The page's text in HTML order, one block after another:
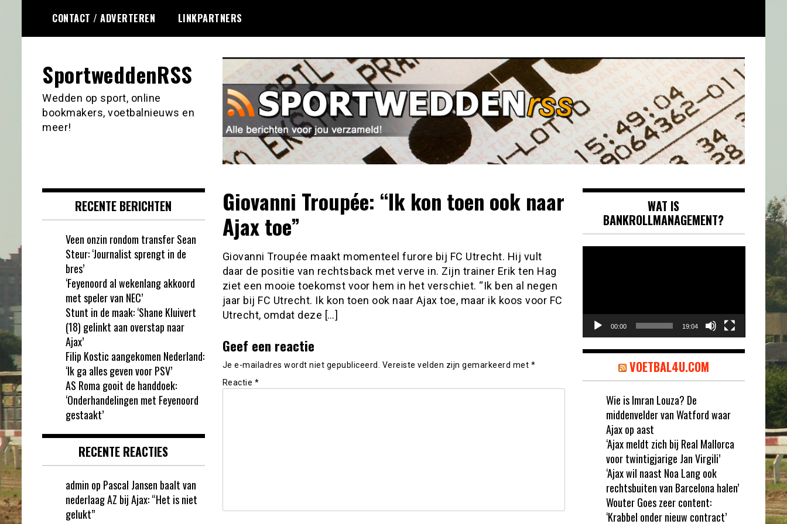
de
CONTACT / ADVERTEREN LINKPARTNERS
SportweddenRSS
Wedden op sport, online
bookmakers, voetbalnieuws en
meer!
Giovanni Troupée: “Ik kon toen ook naar
Ajax toe”
Giovanni Troupée maakt momenteel furore bij FC Utrecht. Hij vult
daar de positie van rechtsback met verve in. Zijn trainer Erik ten Hag
ziet een mooie toekomst voor hem in het verschiet. “Ik ben al negen
jaar bij FC Utrecht. Ik kon toen ook naar Ajax toe, maar ik koos voor FC
Utrecht, omdat deze […]
Geef een reactie
Je e-mailadres wordt niet gepubliceerd. Vereiste velden zijn gemarkeerd met *
Reactie *
RECENTE BERICHTEN
Veen onzin rondom transfer Sean
Steur: ‘Journalist sprengt in de
bres’
‘Feyenoord al wekenlang akkoord
met speler van NEC’
Stunt in de maak: ‘Shane Kluivert
(18) gelinkt aan overstap naar
Ajax’
Filip Kostic aangekomen Nederland:
‘Ik ga alles geven voor PSV’
AS Roma gooit de handdoek:
‘Onderhandelingen met Feyenoord
gestaakt’
RECENTE REACTIES
admin op Pascal Jansen baalt van
nederlaag AZ bij Ajax: “Het is niet
gelukt”
WAT IS
BANKROLLMANAGEMENT?
00:00 19:04
VOETBAL4U.COM
Wie is Imran Louza? De
middenvelder van Watford waar
Ajax op aast
‘Ajax meldt zich bij Real Mallorca
voor twintigjarige Jan Virgili’
‘Ajax wil naast Noa Lang ook
rechtsbuiten van Barcelona halen’
Wouter Goes zeer content:
‘Krabbel onder nieuw contract’